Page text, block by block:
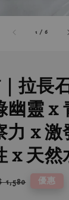
1 /6
｜拉長
幽靈 x
力 x
x 天
1,580 優惠